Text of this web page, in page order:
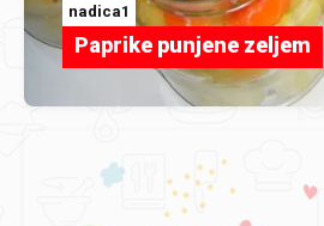
nadica1
Paprike punjene zeljem